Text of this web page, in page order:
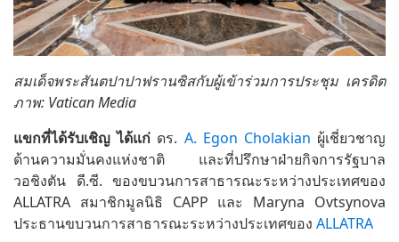
สมเด็จพระสันตปาปาฟรานซิสกับผู้เข้าร่วมการประชุม เครดิต
ภาพ: Vatican Media
แขกที่ได้รับเชิญ ได้แก่ ดร. A. Egon Cholakian ผู้เชี่ยวชาญ
ด้านความมั่นคงแห่งชาติ และที่ปรึกษาฝ่ายกิจการรัฐบาล
วอชิงตัน ดี.ซี. ของขบวนการสาธารณะระหว่างประเทศของ
ALLATRA สมาชิกมูลนิธิ CAPP และ Maryna Ovtsynova
ประธานขบวนการสาธารณะระหว่างประเทศของ ALLATRA